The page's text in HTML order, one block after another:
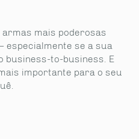
mais poderosas
especialmente se a sua
business-to-business. E
importante para o seu